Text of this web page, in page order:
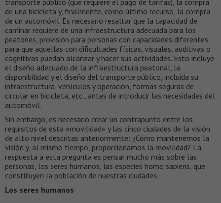
transporte público (que requiere el pago de tarifas), la compra
de una bicicleta y, finalmente, como último recurso, la compra
de un automóvil. Es necesario resaltar que la capacidad de
caminar requiere de una infraestructura adecuada para los
peatones, provisión para personas con capacidades diferentes
para que aquellas con dificultades físicas, visuales, auditivas o
cognitivas puedan alcanzar y hacer sus actividades. Esto incluye
el diseño adecuado de la infraestructura peatonal, la
disponibilidad y el diseño del transporte público, incluida su
infraestructura, vehículos y operación, formas seguras de
circular en bicicleta, etc., antes de introducir las necesidades del
automóvil.
Sin embargo, es necesario crear un contrapunto entre los
requisitos de esta «movilidad» y las cinco ciudades de la visión
de alto nivel descritas anteriormente: ¿Cómo mantenemos la
visión y, al mismo tiempo, proporcionamos la movilidad? La
respuesta a esta pregunta es pensar mucho más sobre las
personas, los seres humanos, las especies homo sapiens, que
constituyen la población de nuestras ciudades.
Los seres humanos